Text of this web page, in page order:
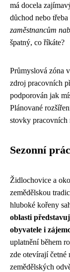
má docela
důchod nebo
zaměstnancům
špatný, co říkáte?
Průmyslová zóna
zdroj pracovních
podporován jak
Plánované
stovky pracovních
Sezonní
Židlochovice a
zemědělskou
hluboké kořeny
oblasti
obyvatele i
uplatnění během
zde otevírají četné
zemědělských